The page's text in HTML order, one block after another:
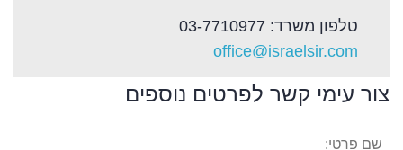
טלפון משרד: 03-7710977
office@israelsir.com
צור עימי קשר לפרטים נוספים